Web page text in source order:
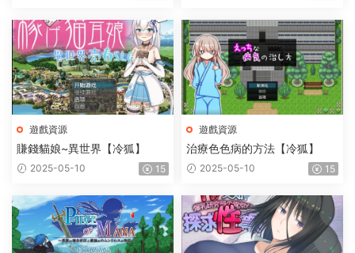
遊戲資源
賺錢貓娘~異世界【冷狐】
2025-05-10 15
遊戲資源
治療色色病的方法【冷狐】
2025-05-10 15